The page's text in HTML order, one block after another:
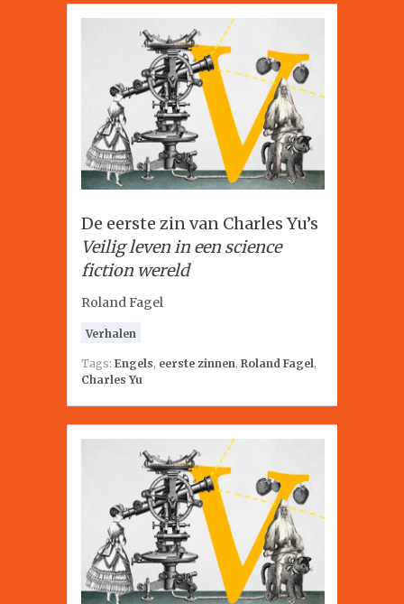
De eerste zin van Charles Yu’s
Veilig leven in een science
fiction wereld
Roland Fagel
Verhalen
Tags: Engels, eerste zinnen, Roland Fagel,
Charles Yu